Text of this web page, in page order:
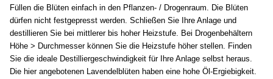
Füllen die Blüten einfach in den Pflanzen- / Drogenraum. Die Blüten
dürfen nicht festgepresst werden. Schließen Sie Ihre Anlage und
destillieren Sie bei mittlerer bis hoher Heizstufe. Bei Drogenbehältern
Höhe > Durchmesser können Sie die Heizstufe höher stellen. Finden
Sie die ideale Destilliergeschwindigkeit für Ihre Anlage selbst heraus.
Die hier angebotenen Lavendelblüten haben eine hohe Öl-Ergiebigkeit.